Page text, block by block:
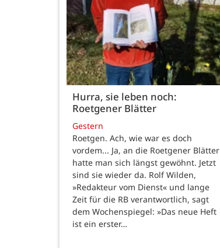
Hurra, sie leben noch:
Roetgener Blätter
Gestern
Roetgen. Ach, wie war es doch
vordem... Ja, an die Roetgener Blätter
hatte man sich längst gewöhnt. Jetzt
sind sie wieder da. Rolf Wilden,
»Redakteur vom Dienst« und lange
Zeit für die RB verantwortlich, sagt
dem Wochenspiegel: »Das neue Heft
ist ein erster…